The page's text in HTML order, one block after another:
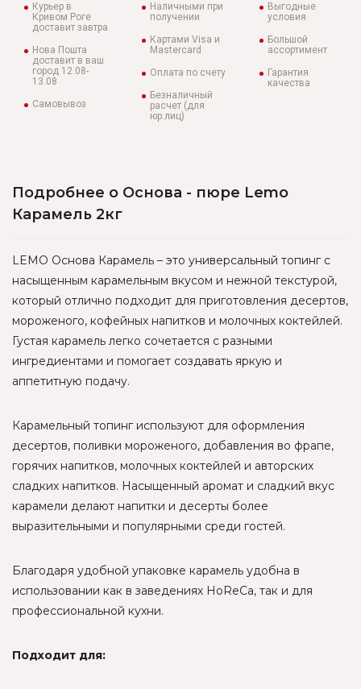
Курьер в
Кривом Роге
доставит завтра
Нова Пошта
доставит в ваш
город 12.08-
13.08
Самовывоз
Наличными при
получении
Картами Visa и
Mastercard
Оплата по счету
Безналичный
расчет (для
юр.лиц)
Выгодные
условия
Большой
ассортимент
Гарантия
качества
Подробнее о Основа - пюре Lemo
Карамель 2кг
LEMO Основа Карамель – это универсальный топинг с
насыщенным карамельным вкусом и нежной текстурой,
который отлично подходит для приготовления десертов,
мороженого, кофейных напитков и молочных коктейлей.
Густая карамель легко сочетается с разными
ингредиентами и помогает создавать яркую и
аппетитную подачу.
Карамельный топинг используют для оформления
десертов, поливки мороженого, добавления во фрапе,
горячих напитков, молочных коктейлей и авторских
сладких напитков. Насыщенный аромат и сладкий вкус
карамели делают напитки и десерты более
выразительными и популярными среди гостей.
Благодаря удобной упаковке карамель удобна в
использовании как в заведениях HoReCa, так и для
профессиональной кухни.
Подходит для: